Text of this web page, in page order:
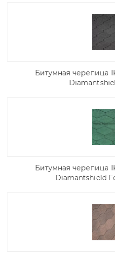
Битумная черепица
Битумная черепица
Diamantshield